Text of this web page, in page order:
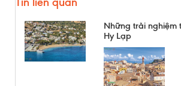
Những trải nghiệm
Hy Lạp